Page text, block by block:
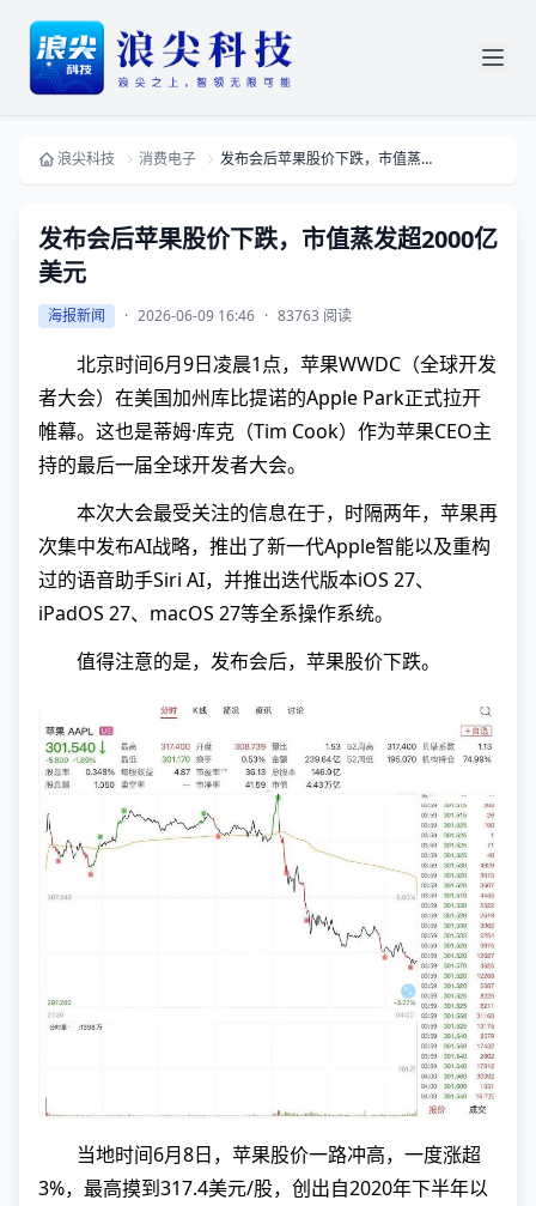
浪尖科技 消费电子 发布会后苹果股价下跌，市值蒸发超2000亿美元
发布会后苹果股价下跌，市值蒸发超2000亿
美元
海报新闻 · 2026-06-09 16:46 · 83763 阅读
北京时间6月9日凌晨1点，苹果WWDC（全球开发
者大会）在美国加州库比提诺的Apple Park正式拉开
帷幕。这也是蒂姆·库克（Tim Cook）作为苹果CEO主
持的最后一届全球开发者大会。
本次大会最受关注的信息在于，时隔两年，苹果再
次集中发布AI战略，推出了新一代Apple智能以及重构
过的语音助手Siri AI，并推出迭代版本iOS 27、
iPadOS 27、macOS 27等全系操作系统。
值得注意的是，发布会后，苹果股价下跌。
当地时间6月8日，苹果股价一路冲高，一度涨超
3%，最高摸到317.4美元/股，创出自2020年下半年以